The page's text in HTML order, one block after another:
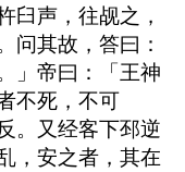
臼声，往觇之，
问其故，答曰：
」帝曰：「王神
不死，不可
。又经客下邳逆
，安之者，其在